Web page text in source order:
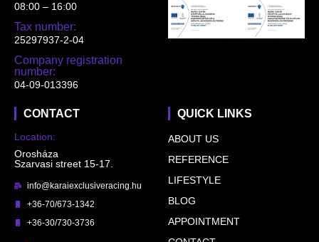
08:00 – 16:00
Tax number:
25297937-2-04
Company registration
number:
04-09-013396
QUICK LINKS
ABOUT US
REFERENCE
LIFESTYLE
BLOG
APPOINTMENT
CONTACT
Location:
Orosháza
Szarvasi street 15-17.
info@karaiexclusiveracing.hu
+36-70/673-1342
+36-30/730-3736